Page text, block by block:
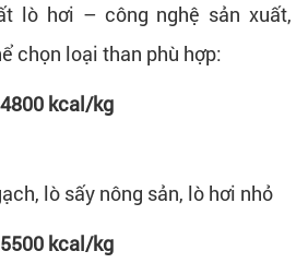
lò hơi – công nghệ sản xuất,
chọn loại than phù hợp:
kcal/kg
lò sấy nông sản, lò hơi nhỏ
kcal/kg